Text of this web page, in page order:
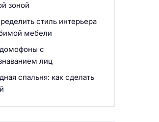
зоной
стиль интерьера
мебели
с
лиц
спальня: как сделать